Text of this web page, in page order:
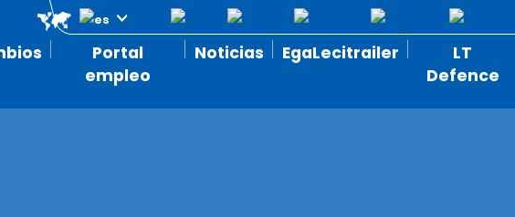
Portal
empleo
Noticias EgaLecitrailer
LT
Defence